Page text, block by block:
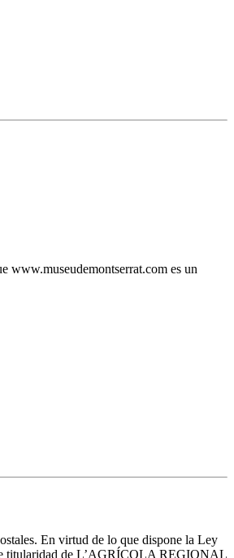
www.museudemontserrat.com es un
En virtud de lo que dispone la Ley
titularidad de L’AGRÍCOLA REGIONAL